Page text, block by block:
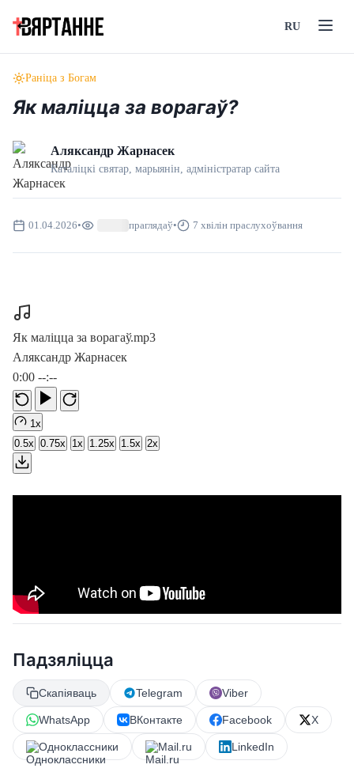
RU
Раніца з Богам
Як маліцца за ворагаў?
Аляксандр Жарнасек
Каталіцкі святар, марыянін, адмiнiстратар сайта
01.04.2026• праглядаў• 7 хвілін праслухоўвання
Як маліцца за ворагаў.mp3
Аляксандр Жарнасек
0:00 --:--
1x
0.5x 0.75x 1x 1.25x 1.5x 2x
Падзяліцца
Скапіяваць Telegram Viber
WhatsApp ВКонтакте Facebook X
Одноклассники Mail.ru LinkedIn